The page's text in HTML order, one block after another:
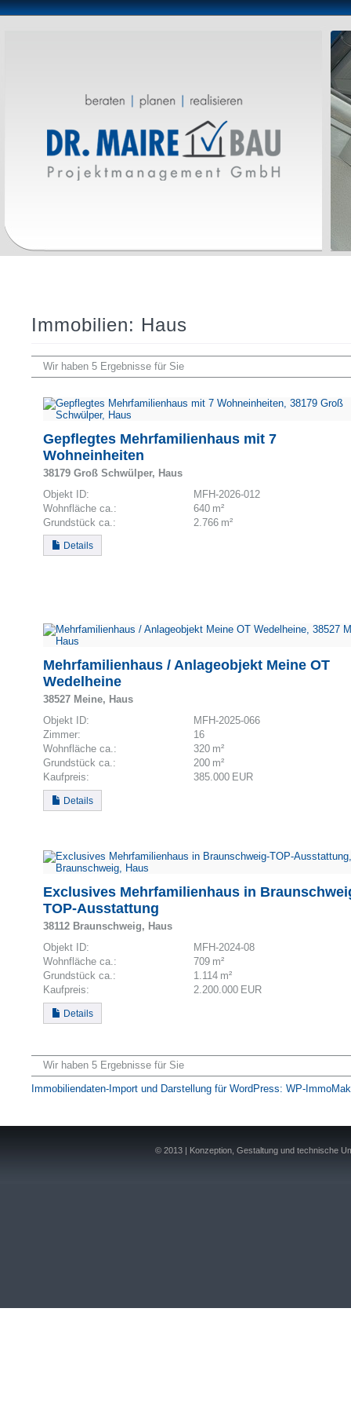
Immobilien: Haus
Wir haben 5 Ergebnisse für Sie
Gepflegtes Mehrfamilienhaus mit 7
Wohneinheiten
38179 Groß Schwülper, Haus
Objekt ID:
MFH-2026-012
Wohnfläche ca.:
640 m²
Grund­stück ca.:
2.766 m²
Details
Mehrfamilienhaus / Anlageobjekt Meine OT
Wedelheine
38527 Meine, Haus
Objekt ID:
MFH-2025-066
Zimmer:
16
Wohnfläche ca.:
320 m²
Grund­stück ca.:
200 m²
Kaufpreis:
385.000 EUR
Details
Exclusives Mehrfamilienhaus in
TOP-Ausstattung
38112 Braunschweig, Haus
Objekt ID:
MFH-2024-08
Wohnfläche ca.:
709 m²
Grund­stück ca.:
1.114 m²
Kaufpreis:
2.200.000 EUR
Details
Wir haben 5 Ergebnisse für Sie
Immobiliendaten-Import und Darstellung für WordPress: WP-
© 2013 | Konzeption, Gestaltung und technische